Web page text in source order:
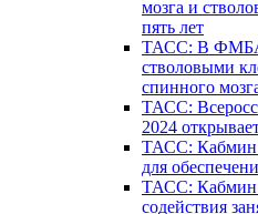
мозга и
пять лет
ТАСС: В ФМБА
стволовыми
спинного
ТАСС:
2024
ТАСС: Кабмин
для
ТАСС: Кабмин
содействия